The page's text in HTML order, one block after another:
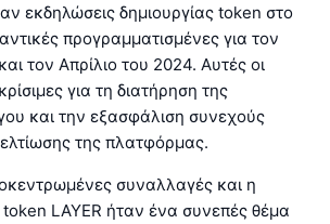
εκδηλώσεις δημιουργίας token στο
προγραμματισμένες για τον
τον Απρίλιο του 2024. Αυτές οι
για τη διατήρηση της
και την εξασφάλιση συνεχούς
της πλατφόρμας.
συναλλαγές και η
token LAYER ήταν ένα συνεπές θέμα